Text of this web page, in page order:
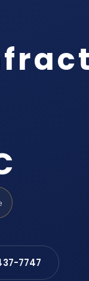
7747